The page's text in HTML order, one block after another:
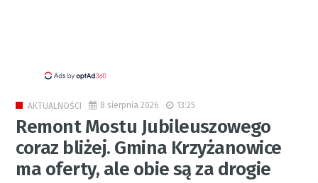
AKTUALNOŚCI 8 sierpnia 2026 13:25
Remont Mostu Jubileuszowego
coraz bliżej. Gmina Krzyżanowice
ma oferty, ale obie są za drogie